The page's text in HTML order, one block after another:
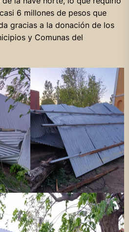
6 millones de pesos que
gracias a la donación de los
y Comunas del